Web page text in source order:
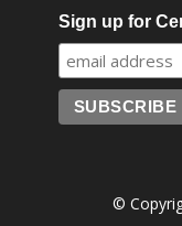
Sign up for
©